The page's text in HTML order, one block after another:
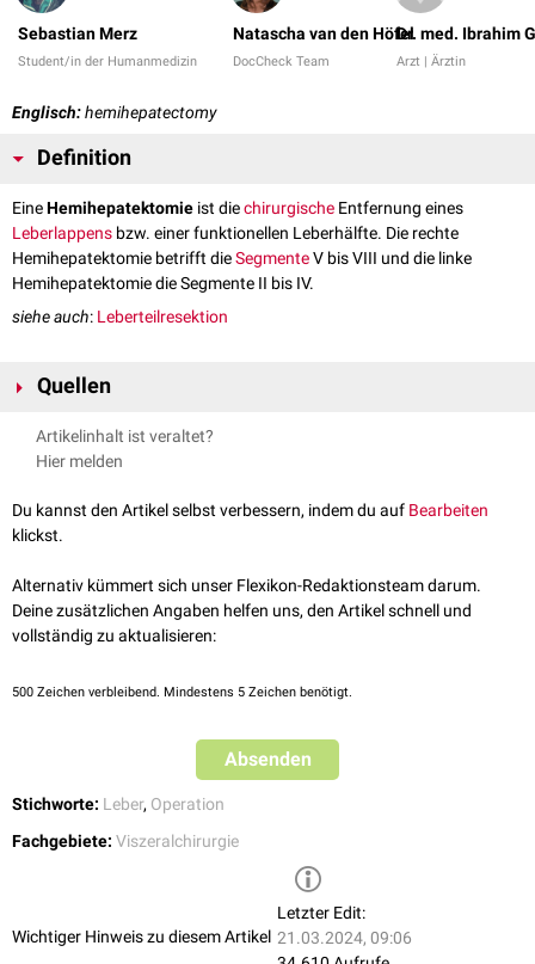
Sebastian Merz
Student/in der Humanmedizin
Natascha van den Höfel
DocCheck Team
Dr. med. Ibrahim
Arzt | Ärztin
Englisch:hemihepatectomy
Definition
EineHemihepatektomie ist diechirurgische Entfernung eines
Leberlappens bzw. einer funktionellen Leberhälfte. Die rechte
Hemihepatektomie betrifft dieSegmenteV bis VIII und die linke
Hemihepatektomie die Segmente II bis IV.
siehe auch: Leberteilresektion
Quellen
Aragon RJ, Solomon NL. Techniques of hepatic resection. J
Gastrointest Oncol. 2012 Mar;3(1):28-40. doi: 10.3978/j.issn.2078-
Artikelinhalt ist veraltet?
Hier melden
Du kannst den Artikel selbst verbessern, indem du auf Bearbeiten
klickst.
Alternativ kümmert sich unser Flexikon-Redaktionsteam darum.
Deine zusätzlichen Angaben helfen uns, den Artikel schnell und
vollständig zu aktualisieren:
500 Zeichen verbleibend. Mindestens 5 Zeichen benötigt.
Absenden
Stichworte: Leber, Operation
Fachgebiete: Viszeralchirurgie
Wichtiger Hinweis zu diesem Artikel
Letzter Edit:
21.03.2024, 09:06